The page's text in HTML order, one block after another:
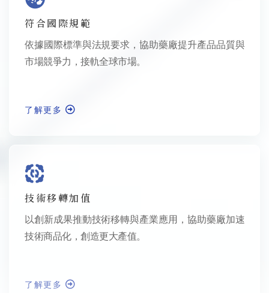
符合國際規範
依據國際標準與法規要求，協助藥廠提升產品品質與
市場競爭力，接軌全球市場。
了解更多
技術移轉加值
以創新成果推動技術移轉與產業應用，協助藥廠加速
技術商品化，創造更大產值。
了解更多